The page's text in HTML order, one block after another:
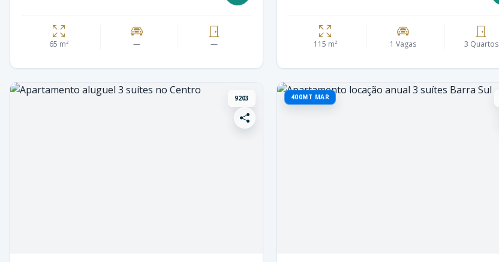
65 m² — — 115 m² 1 Vagas 3 Quartos
9203 400MT MAR